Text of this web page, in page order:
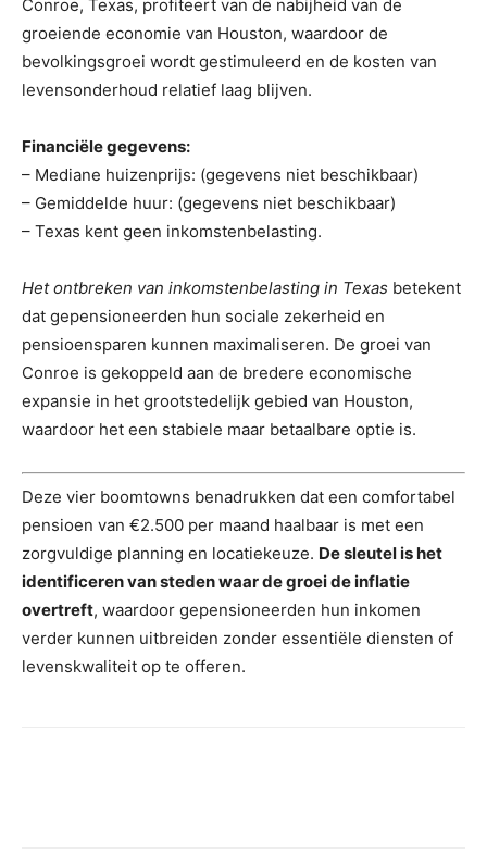
Conroe, Texas, profiteert van de nabijheid van de
groeiende economie van Houston, waardoor de
bevolkingsgroei wordt gestimuleerd en de kosten van
levensonderhoud relatief laag blijven.
Financiële gegevens:
– Mediane huizenprijs: (gegevens niet beschikbaar)
– Gemiddelde huur: (gegevens niet beschikbaar)
– Texas kent geen inkomstenbelasting.
Het ontbreken van inkomstenbelasting in Texas betekent
dat gepensioneerden hun sociale zekerheid en
pensioensparen kunnen maximaliseren. De groei van
Conroe is gekoppeld aan de bredere economische
expansie in het grootstedelijk gebied van Houston,
waardoor het een stabiele maar betaalbare optie is.
Deze vier boomtowns benadrukken dat een comfortabel
pensioen van €2.500 per maand haalbaar is met een
zorgvuldige planning en locatiekeuze. De sleutel is het
identificeren van steden waar de groei de inflatie
overtreft, waardoor gepensioneerden hun inkomen
verder kunnen uitbreiden zonder essentiële diensten of
levenskwaliteit op te offeren.